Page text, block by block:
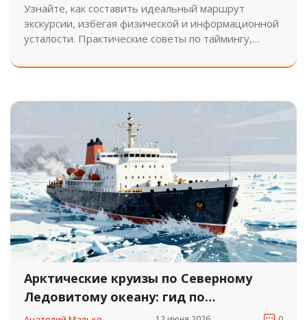
Узнайте, как составить идеальный маршрут
экскурсии, избегая физической и информационной
усталости. Практические советы по таймингу,
и детей.
Арктические круизы по Северному
Ледовитому океану: гид по
маршрутам и ценам на 2026 год